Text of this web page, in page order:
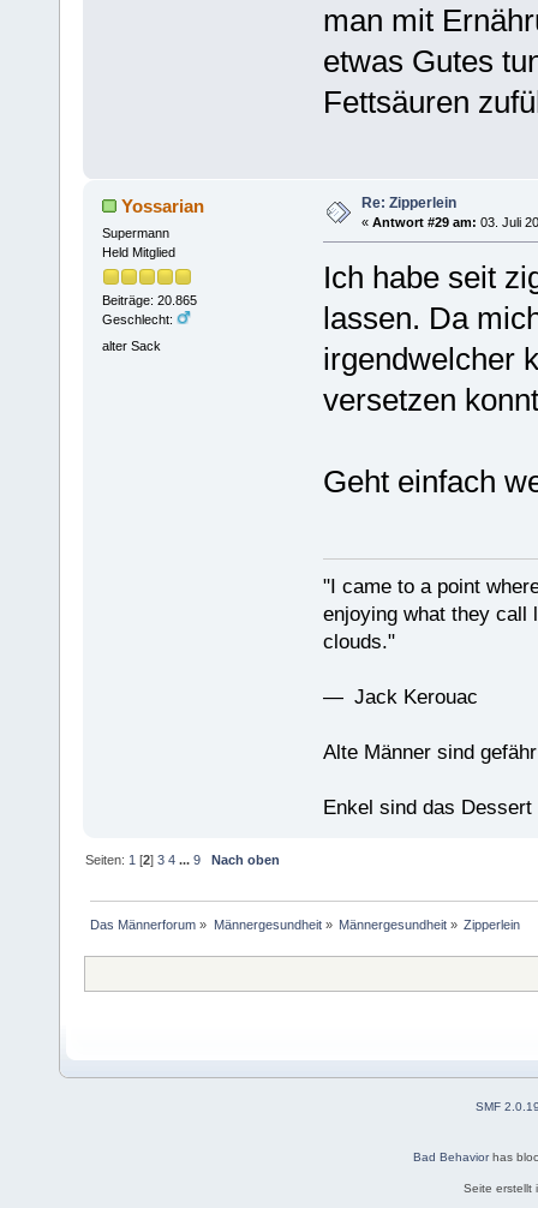
man mit
etwas Gutes
Fettsäuren
Yossarian
Supermann
Held Mitglied
Beiträge: 20.865
Geschlecht:
alter Sack
Re: Zipperlein
« Antwort #29 am: 03. Juli
Ich habe seit
lassen. Da
irgendwelcher
versetzen
Geht einfach
"I came to a point
enjoying what they call
clouds."
— Jack Kerouac
Alte Männer sind
Enkel sind das Dessert
Seiten: 1 [2]3 4 ...9 Nach oben
Das Männerforum » Männergesundheit» Männergesundheit» Zipperlein
SMF
Bad Behaviorhas
Seite erstellt